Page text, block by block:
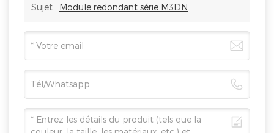
Sujet : Module redondant série M3DN